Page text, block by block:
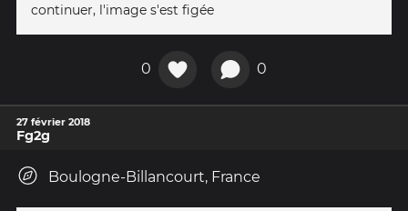
continuer, l'image s'est figée
0 0
27 février 2018
Fg2g
Boulogne-Billancourt, France